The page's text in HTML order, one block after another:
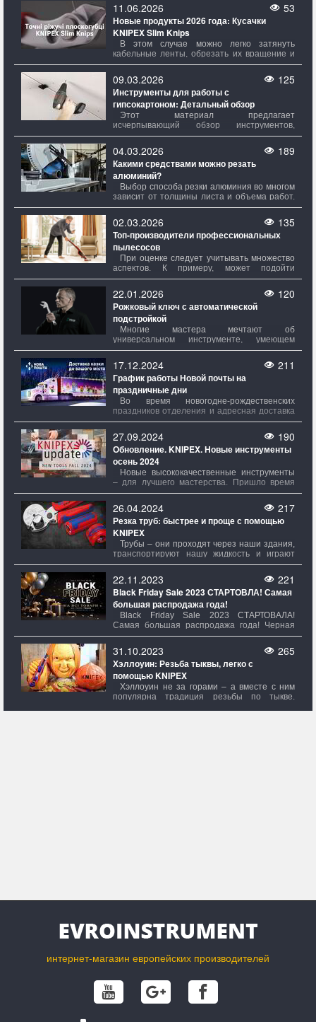
11.06.2026 53
Новые продукты 2026 года: Кусачки
KNIPEX Slim Knips
В этом случае можно легко затянуть
кабельные ленты, обрезать их вращение и
при необходимости снять, не снимая при
этом инструмент. Ріжучие кромки, которые
надійно фиксируются, можно использовать
безпечными ножами Slim Knips для
транспортировки и предварительной
подготовки к роботу.
09.03.2026 125
Инструменты для работы с
гипсокартоном: Детальный обзор
Этот материал предлагает
исчерпывающий обзор инструментов,
необходимых для монтажа гипсокартона.
Хотя процесс работы с гипсокартоном
может показаться простым, для его
качественного исполнения требуется
значительный арсенал инструментов и
вспомогательных приспособлений.
04.03.2026 189
Какими средствами можно резать
алюминий?
Выбор способа резки алюминия во многом
зависит от толщины листа и объема работ.
Если предстоит немного операций и листы
не очень толстые, достаточно использовать
ручные инструменты. Однако при большом
количестве разрезов или регулярном
проведении таких работ лучше обзавестись
более профессиональным оборудованием.
Также важно учитывать, требуется ли делать
контурам.
02.03.2026 135
Топ-производители профессиональных
пылесосов
При оценке следует учитывать множество
аспектов. К примеру, может подойти
определенный имидж или оттенок корпуса,
удобство размещения элементов
управления? Конечно! Но это главное.
Гораздо критически обратит внимание на
мощность – именно она определяет,
насколько хорошо прибор будет бороться с
пылью и всяким мелким стыдом, всегда
22.01.2026 120
Рожковый ключ с автоматической
подстройкой
Многие мастера мечтают об
универсальном инструменте, умеющем
работать с разными метрическими и
дюймовыми размерами. Они хотят, чтобы
один ключ мог заменить целый набор
рожковых ключей, автоматически
подстраиваясь под гайки и винты разных
диаметров.
17.12.2024 211
График работы Новой почты на
праздничные дни
Во время новогодне-рождественских
праздников отделения и адресная доставка
Новой почты будут работать по следующему
27.09.2024 190
Обновление. KNIPEX. Новые инструменты
осень 2024
Новые высококачественные инструменты
– для лучшего мастерства. Пришло время
снова обновить свой дневник! Третий в этом
году KNIPEXupdate снова приносит свежие
новинки от KNIPEX
26.04.2024 217
Резка труб: быстрее и проще с помощью
KNIPEX
Трубы – они проходят через наши здания,
транспортируют нашу жидкость и играют
решающую роль в многочисленных отраслях
промышленности. От водопроводных и
газовых труб до систем отопления и
кондиционирования трубы являются
незаменимыми строительными элементами
нашего современного мира.
22.11.2023 221
Black Friday Sale 2023 СТАРТОВЛА! Самая
большая распродажа года!
Black Friday Sale 2023 СТАРТОВAЛА!
Самая большая распродажа года! Черная
пятница — самая большая распродажа
года, которая пройдет с 23.11.23 по 30.11.23
в магазине evroinstrument.com. Вас ждут
скидки на все товары. Черная пятница — тот
день, когда можно совершить желаемую
покупку со скидкой на все товары вне
зависимости от суммы покупки.
31.10.2023 265
Хэллоуин: Резьба тыквы, легко с
помощью KNIPEX
Хэллоуин не за горами – а вместе с ним
популярна традиция резьбы по тыкве.
интернет-магазин европейских производителей